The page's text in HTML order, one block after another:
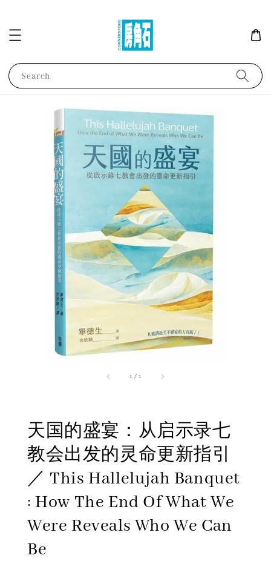
Search
1 /1
天国的盛宴：从启示录七
教会出发的灵命更新指引
／ This Hallelujah Banquet
: How The End Of What We
Were Reveals Who We Can
Be